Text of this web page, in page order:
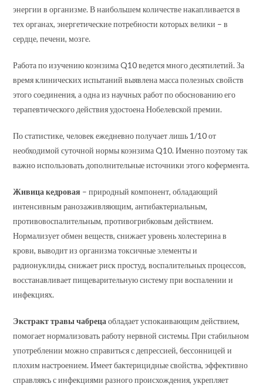
энергии в организме. В наибольшем количестве накапливается в
тех органах, энергетические потребности которых велики – в
сердце, печени, мозге.
Работа по изучению коэнзима Q10 ведется много десятилетий. За
время клинических испытаний выявлена масса полезных свойств
этого соединения, а одна из научных работ по обоснованию его
терапевтического действия удостоена Нобелевской премии.
По статистике, человек ежедневно получает лишь 1/10 от
необходимой суточной нормы коэнзима Q10. Именно поэтому так
важно использовать дополнительные источники этого кофермента.
Живица кедровая – природный компонент, обладающий
интенсивным ранозаживляющим, антибактериальным,
противовоспалительным, противогрибковым действием.
Нормализует обмен веществ, снижает уровень холестерина в
крови, выводит из организма токсичные элементы и
радионуклиды, снижает риск простуд, воспалительных процессов,
восстанавливает пищеварительную систему при воспалении и
инфекциях.
Экстракт травы чабрецаобладает успокаивающим действием,
помогает нормализовать работу нервной системы. При стабильном
употреблении можно справиться с депрессией, бессонницей и
плохим настроением. Имеет бактерицидные свойства, эффективно
справляясь с инфекциями разного происхождения, укрепляет